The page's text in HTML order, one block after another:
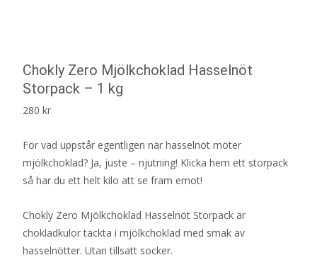
Chokly Zero Mjölkchoklad Hasselnöt
Storpack – 1 kg
280 kr
För vad uppstår egentligen när hasselnöt möter
mjölkchoklad? Ja, juste – njutning! Klicka hem ett storpack
så har du ett helt kilo att se fram emot!
Chokly Zero Mjölkchoklad Hasselnöt Storpack är
chokladkulor täckta i mjölkchoklad med smak av
hasselnötter. Utan tillsatt socker.